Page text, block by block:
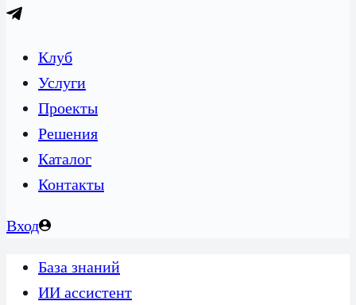
Клуб
Услуги
Проекты
Решения
Каталог
Контакты
Вход
База знаний
ИИ ассистент